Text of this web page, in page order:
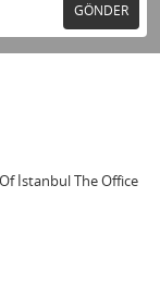
GÖNDER
İstanbul The Office